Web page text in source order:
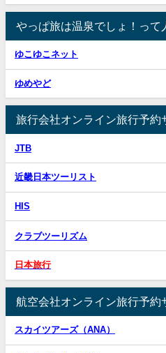
やっぱ旅は温泉でしょ！って
ゆこゆこネット
ゆめやど
旅行会社オンライン旅行予約
JTB
近畿日本ツーリスト
HIS
クラブツーリズム
日本旅行
航空会社オンライン旅行予約
スカイツアーズ（ANA）